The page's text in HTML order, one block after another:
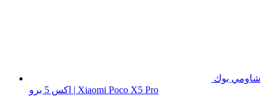
شاومي بوك
اكس 5 برو | Xiaomi Poco X5 Pro